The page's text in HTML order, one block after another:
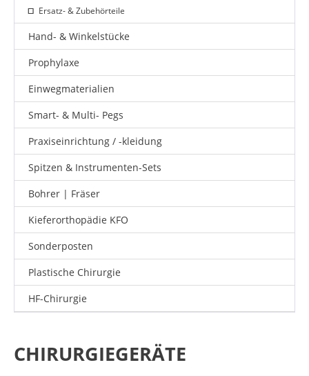
Ersatz- & Zubehörteile
Hand- & Winkelstücke
Prophylaxe
Einwegmaterialien
Smart- & Multi- Pegs
Praxiseinrichtung / -kleidung
Spitzen & Instrumenten-Sets
Bohrer | Fräser
Kieferorthopädie KFO
Sonderposten
Plastische Chirurgie
HF-Chirurgie
CHIRURGIEGERÄTE